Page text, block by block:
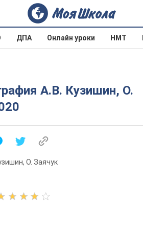
ДПА Онлайн уроки НМТ
А.В. Кузишин, О.
О. Заячук